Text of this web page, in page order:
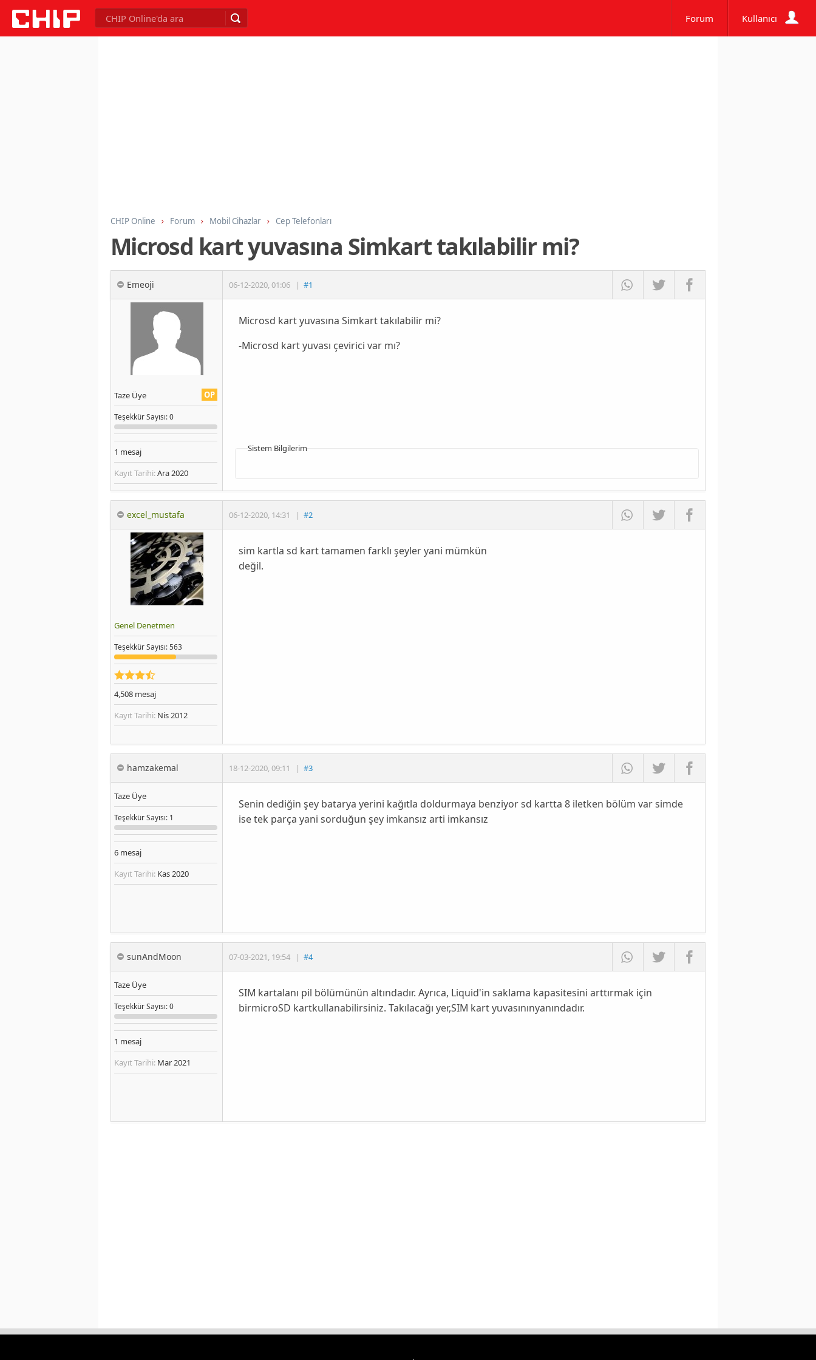
Forum Kullanıcı
CHIP Online Forum Mobil Cihazlar Cep Telefonları
Microsd kart yuvasına Simkart takılabilir mi?
Emeoji 06-12-2020,01:06 | #1
OP
Taze Üye
TeşekkürSayısı: 0
1 mesaj
Kayıt Tarihi:Ara 2020
Microsd kart yuvasına Simkart takılabilir mi?
-Microsd kart yuvası çevirici var mı?
Sistem Bilgilerim
excel_mustafa 06-12-2020, 14:31 | #2
Genel Denetmen
TeşekkürSayısı: 563
4,508 mesaj
Kayıt Tarihi: Nis 2012
sim kartla sd kart tamamen farklı şeyler yani mümkün
değil.
hamzakemal 18-12-2020,09:11 | #3
Taze Üye
TeşekkürSayısı: 1
6 mesaj
Kayıt Tarihi: Kas 2020
Senin dediğin şey batarya yerini kağıtla doldurmaya benziyor sd kartta 8 iletken bölüm var simde
ise tek parça yani sorduğun şey imkansız arti imkansız
sunAndMoon 07-03-2021, 19:54 | #4
Taze Üye
TeşekkürSayısı: 0
1 mesaj
Kayıt Tarihi: Mar 2021
SIM kartalanı pil bölümünün altındadır. Ayrıca, Liquid'in saklama kapasitesini arttırmak için
birmicroSD kartkullanabilirsiniz. Takılacağı yer,SIM kart yuvasınınyanındadır.